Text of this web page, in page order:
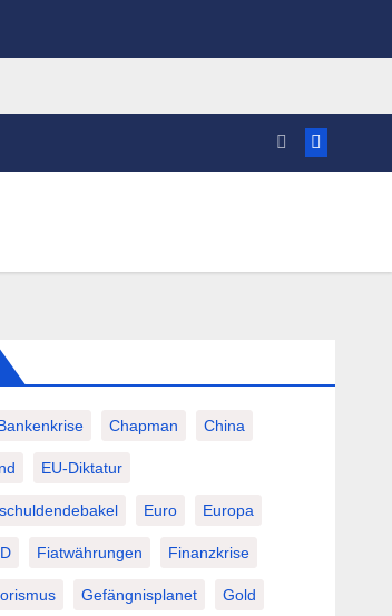
Chapman China
EU-Diktatur
Euro Europa
Fiatwährungen Finanzkrise
Gefängnisplanet Gold